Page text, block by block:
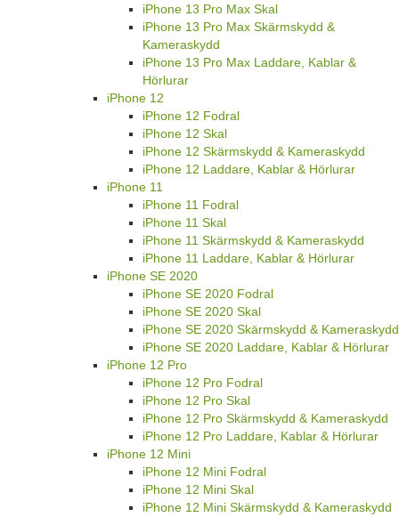
iPhone 13 Pro Max Skal
iPhone 13 Pro Max Skärmskydd &
Kameraskydd
iPhone 13 Pro Max Laddare, Kablar &
Hörlurar
iPhone 12
iPhone 12 Fodral
iPhone 12 Skal
iPhone 12 Skärmskydd & Kameraskydd
iPhone 12 Laddare, Kablar & Hörlurar
iPhone 11
iPhone 11 Fodral
iPhone 11 Skal
iPhone 11 Skärmskydd & Kameraskydd
iPhone 11 Laddare, Kablar & Hörlurar
iPhone SE 2020
iPhone SE 2020 Fodral
iPhone SE 2020 Skal
iPhone SE 2020 Skärmskydd & Kameraskydd
iPhone SE 2020 Laddare, Kablar & Hörlurar
iPhone 12 Pro
iPhone 12 Pro Fodral
iPhone 12 Pro Skal
iPhone 12 Pro Skärmskydd & Kameraskydd
iPhone 12 Pro Laddare, Kablar & Hörlurar
iPhone 12 Mini
iPhone 12 Mini Fodral
iPhone 12 Mini Skal
iPhone 12 Mini Skärmskydd & Kameraskydd